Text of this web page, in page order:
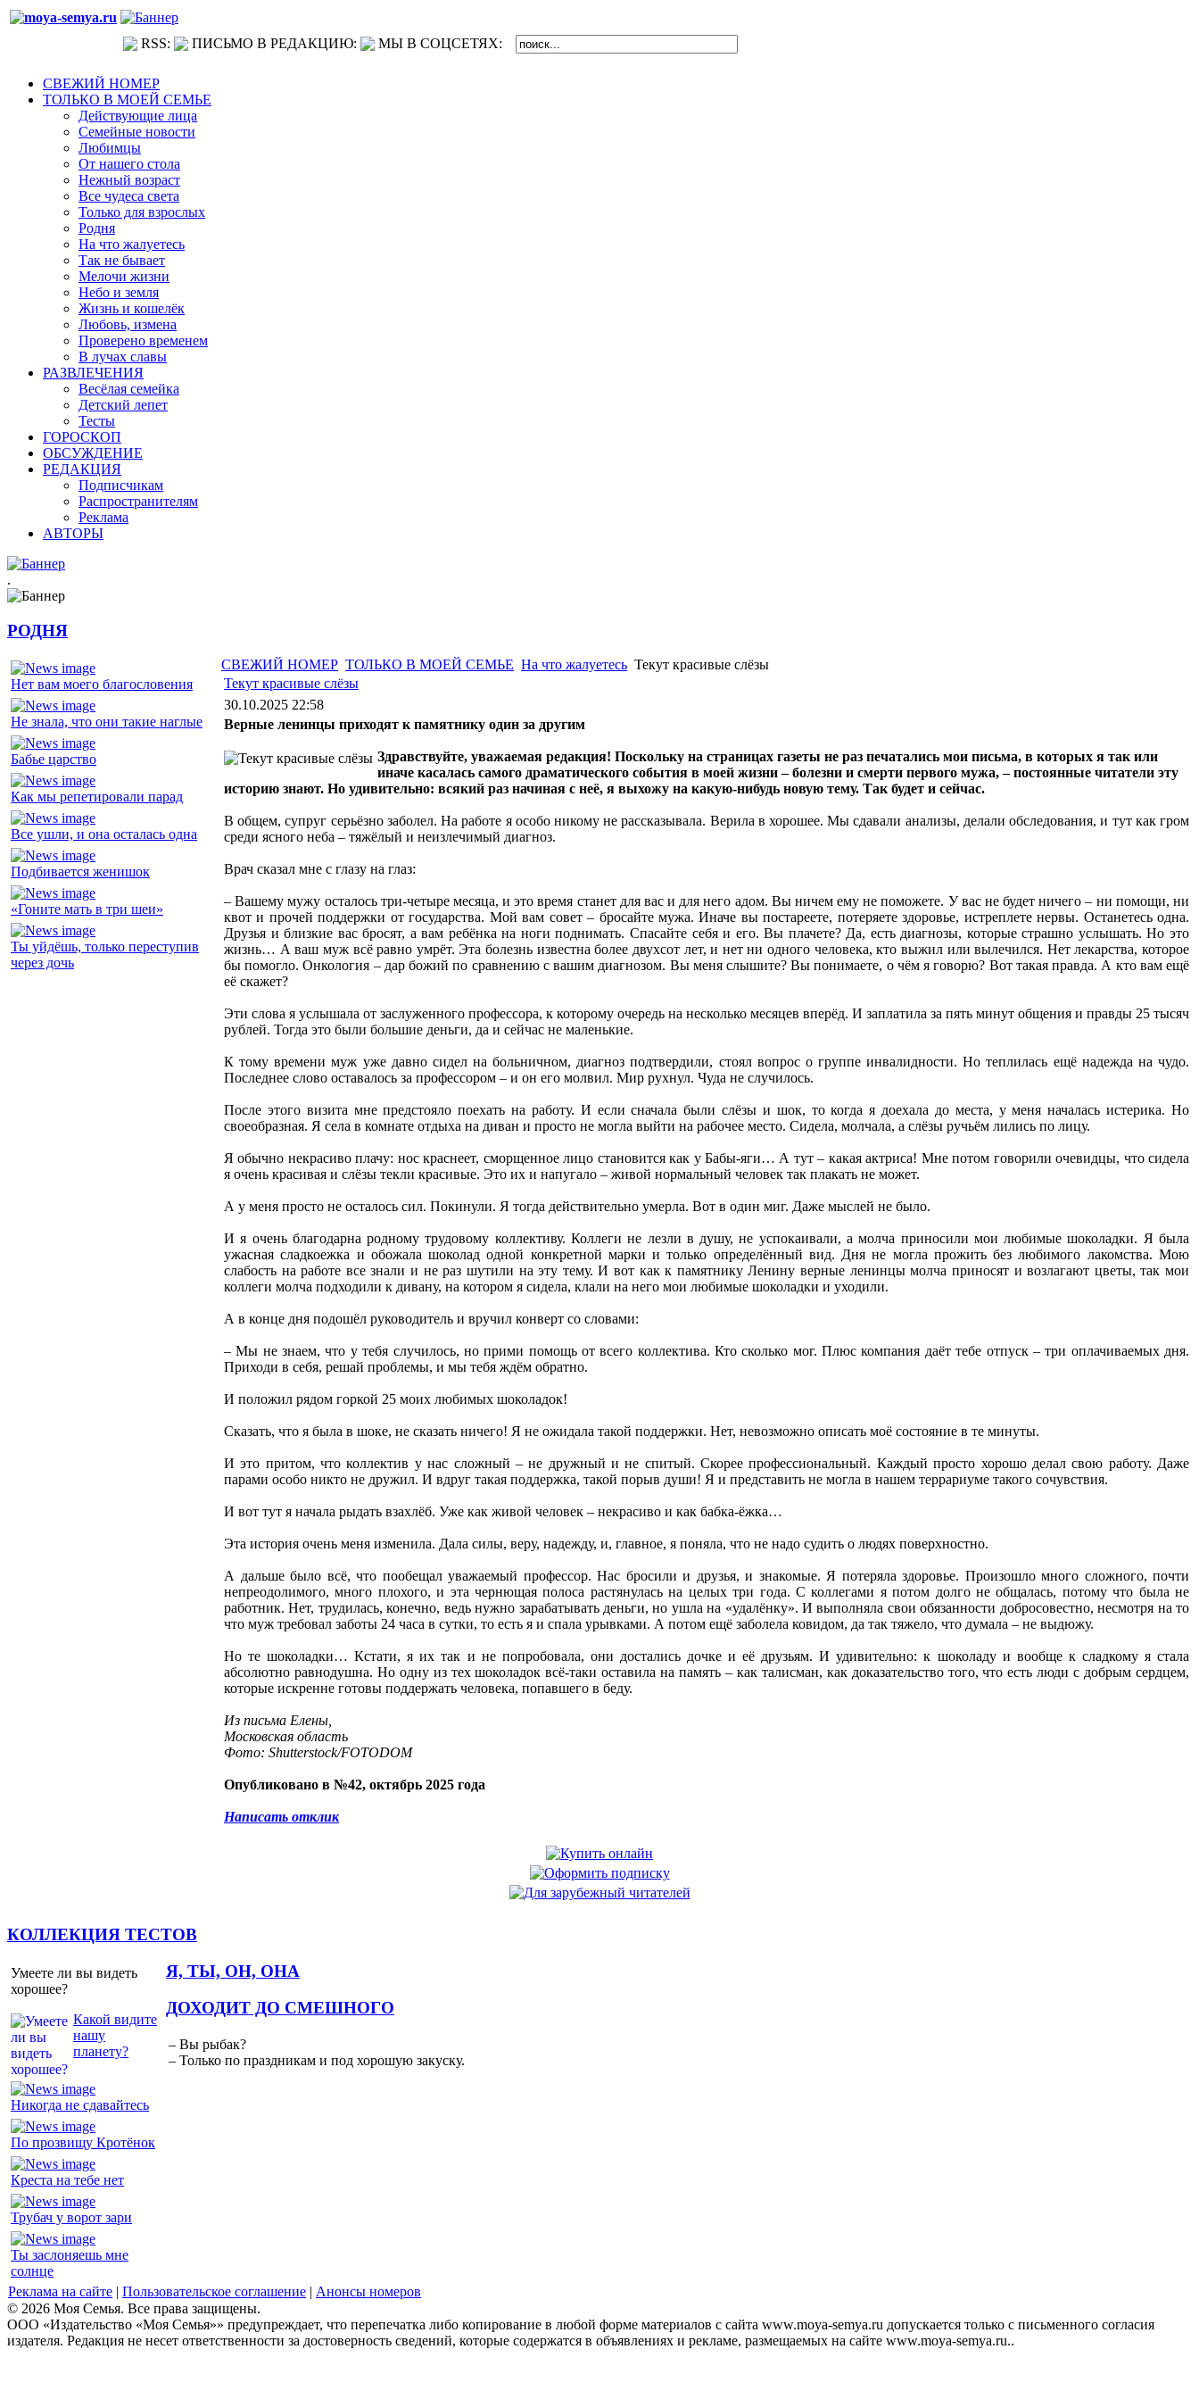
RSS: ПИСЬМО В РЕДАКЦИЮ: МЫ В СОЦСЕТЯХ:
СВЕЖИЙ НОМЕР
ТОЛЬКО В МОЕЙ СЕМЬЕ
Действующие лица
Семейные новости
Любимцы
От нашего стола
Нежный возраст
Все чудеса света
Только для взрослых
Родня
На что жалуетесь
Так не бывает
Мелочи жизни
Небо и земля
Жизнь и кошелёк
Любовь, измена
Проверено временем
В лучах славы
РАЗВЛЕЧЕНИЯ
Весёлая семейка
Детский лепет
Тесты
ГОРОСКОП
ОБСУЖДЕНИЕ
РЕДАКЦИЯ
Подписчикам
Распространителям
Реклама
АВТОРЫ
.
РОДНЯ
Нет вам моего благословения
Не знала, что они такие наглые
Бабье царство
Как мы репетировали парад
Все ушли, и она осталась одна
Подбивается женишок
«Гоните мать в три шеи»
Ты уйдёшь, только переступив
через дочь
СВЕЖИЙ НОМЕР ТОЛЬКО В МОЕЙ СЕМЬЕ На что жалуетесь Текут красивые слёзы
Текут красивые слёзы
30.10.2025 22:58
Верные ленинцы приходят к памятнику один за другим
Здравствуйте, уважаемая редакция! Поскольку на страницах газеты не раз печатались мои письма, в которых я так или
иначе касалась самого драматического события в моей жизни – болезни и смерти первого мужа, – постоянные читатели эту
историю знают. Но удивительно: всякий раз начиная с неё, я выхожу на какую-нибудь новую тему. Так будет и сейчас.
В общем, супруг серьёзно заболел. На работе я особо никому не рассказывала. Верила в хорошее. Мы сдавали анализы, делали обследования, и тут как гром
среди ясного неба – тяжёлый и неизлечимый диагноз.
Врач сказал мне с глазу на глаз:
– Вашему мужу осталось три-четыре месяца, и это время станет для вас и для него адом. Вы ничем ему не поможете. У вас не будет ничего – ни помощи, ни
квот и прочей поддержки от государства. Мой вам совет – бросайте мужа. Иначе вы постареете, потеряете здоровье, истреплете нервы. Останетесь одна.
Друзья и близкие вас бросят, а вам ребёнка на ноги поднимать. Спасайте себя и его. Вы плачете? Да, есть диагнозы, которые страшно услышать. Но это
жизнь… А ваш муж всё равно умрёт. Эта болезнь известна более двухсот лет, и нет ни одного человека, кто выжил или вылечился. Нет лекарства, которое
бы помогло. Онкология – дар божий по сравнению с вашим диагнозом. Вы меня слышите? Вы понимаете, о чём я говорю? Вот такая правда. А кто вам ещё
её скажет?
Эти слова я услышала от заслуженного профессора, к которому очередь на несколько месяцев вперёд. И заплатила за пять минут общения и правды 25 тысяч
рублей. Тогда это были большие деньги, да и сейчас не маленькие.
К тому времени муж уже давно сидел на больничном, диагноз подтвердили, стоял вопрос о группе инвалидности. Но теплилась ещё надежда на чудо.
Последнее слово оставалось за профессором – и он его молвил. Мир рухнул. Чуда не случилось.
После этого визита мне предстояло поехать на работу. И если сначала были слёзы и шок, то когда я доехала до места, у меня началась истерика. Но
своеобразная. Я села в комнате отдыха на диван и просто не могла выйти на рабочее место. Сидела, молчала, а слёзы ручьём лились по лицу.
Я обычно некрасиво плачу: нос краснеет, сморщенное лицо становится как у Бабы-яги… А тут – какая актриса! Мне потом говорили очевидцы, что сидела
я очень красивая и слёзы текли красивые. Это их и напугало – живой нормальный человек так плакать не может.
А у меня просто не осталось сил. Покинули. Я тогда действительно умерла. Вот в один миг. Даже мыслей не было.
И я очень благодарна родному трудовому коллективу. Коллеги не лезли в душу, не успокаивали, а молча приносили мои любимые шоколадки. Я была
ужасная сладкоежка и обожала шоколад одной конкретной марки и только определённый вид. Дня не могла прожить без любимого лакомства. Мою
слабость на работе все знали и не раз шутили на эту тему. И вот как к памятнику Ленину верные ленинцы молча приносят и возлагают цветы, так мои
коллеги молча подходили к дивану, на котором я сидела, клали на него мои любимые шоколадки и уходили.
А в конце дня подошёл руководитель и вручил конверт со словами:
– Мы не знаем, что у тебя случилось, но прими помощь от всего коллектива. Кто сколько мог. Плюс компания даёт тебе отпуск – три оплачиваемых дня.
Приходи в себя, решай проблемы, и мы тебя ждём обратно.
И положил рядом горкой 25 моих любимых шоколадок!
Сказать, что я была в шоке, не сказать ничего! Я не ожидала такой поддержки. Нет, невозможно описать моё состояние в те минуты.
И это притом, что коллектив у нас сложный – не дружный и не спитый. Скорее профессиональный. Каждый просто хорошо делал свою работу. Даже
парами особо никто не дружил. И вдруг такая поддержка, такой порыв души! Я и представить не могла в нашем террариуме такого сочувствия.
И вот тут я начала рыдать взахлёб. Уже как живой человек – некрасиво и как бабка-ёжка…
Эта история очень меня изменила. Дала силы, веру, надежду, и, главное, я поняла, что не надо судить о людях поверхностно.
А дальше было всё, что пообещал уважаемый профессор. Нас бросили и друзья, и знакомые. Я потеряла здоровье. Произошло много сложного, почти
непреодолимого, много плохого, и эта чернющая полоса растянулась на целых три года. С коллегами я потом долго не общалась, потому что была не
работник. Нет, трудилась, конечно, ведь нужно зарабатывать деньги, но ушла на «удалёнку». И выполняла свои обязанности добросовестно, несмотря на то
что муж требовал заботы 24 часа в сутки, то есть я и спала урывками. А потом ещё заболела ковидом, да так тяжело, что думала – не выдюжу.
Но те шоколадки… Кстати, я их так и не попробовала, они достались дочке и её друзьям. И удивительно: к шоколаду и вообще к сладкому я стала
абсолютно равнодушна. Но одну из тех шоколадок всё-таки оставила на память – как талисман, как доказательство того, что есть люди с добрым сердцем,
которые искренне готовы поддержать человека, попавшего в беду.
Из письма Елены,
Московская область
Фото: Shutterstock/FOTODOM
Опубликовано в №42, октябрь 2025 года
Написать отклик
КОЛЛЕКЦИЯ ТЕСТОВ
Умеете ли вы видеть
хорошее?
Какой видите
нашу
планету?
Я, ТЫ, ОН, ОНА
Никогда не сдавайтесь
По прозвищу Кротёнок
Креста на тебе нет
Трубач у ворот зари
Ты заслоняешь мне
солнце
ДОХОДИТ ДО СМЕШНОГО
– Вы рыбак?
– Только по праздникам и под хорошую закуску.
Реклама на сайте | Пользовательское соглашение | Анонсы номеров
© 2026 Моя Семья. Все права защищены.
ООО «Издательство «Моя Семья»» предупреждает, что перепечатка либо копирование в любой форме материалов с сайта www.moya-semya.ru допускается только с письменного согласия
издателя. Редакция не несет ответственности за достоверность сведений, которые содержатся в объявлениях и рекламе, размещаемых на сайте www.moya-semya.ru..